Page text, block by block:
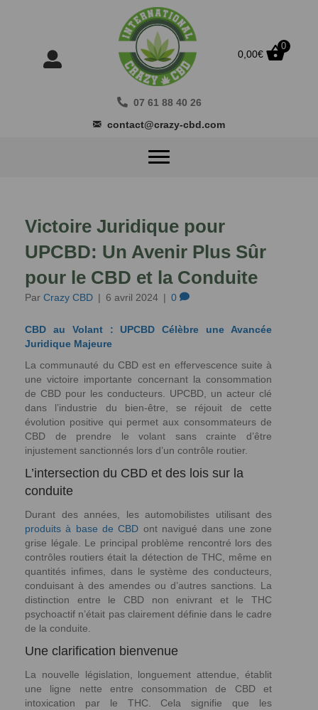
0,00€
0
07 61 88 40 26
contact@crazy-cbd.com
Victoire Juridique pour
UPCBD: Un Avenir Plus Sûr
pour le CBD et la Conduite
Par Crazy CBD | 6 avril 2024 | 0
CBD au Volant : UPCBD Célèbre une Avancée
Juridique Majeure
La communauté du CBD est en effervescence suite à
une victoire importante concernant la consommation
de CBD pour les conducteurs. UPCBD, un acteur clé
dans l’industrie du bien-être, se réjouit de cette
évolution positive qui permet aux consommateurs de
CBD de prendre le volant sans crainte d’être
injustement sanctionnés lors d’un contrôle routier.
L’intersection du CBD et des lois sur la
conduite
Durant des années, les automobilistes utilisant des
produits à base de CBD ont navigué dans une zone
grise légale. Le principal problème rencontré lors des
contrôles routiers était la détection de THC, même en
quantités infimes, dans le système des conducteurs,
conduisant à des amendes ou d’autres sanctions. La
distinction entre le CBD non enivrant et le THC
psychoactif n’était pas clairement définie dans le cadre
de la conduite.
Une clarification bienvenue
La nouvelle législation, longuement attendue, établit
une ligne nette entre consommation de CBD et
intoxication par le THC. Cela signifie que les